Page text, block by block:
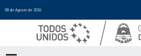
08 de Agosto de 2026